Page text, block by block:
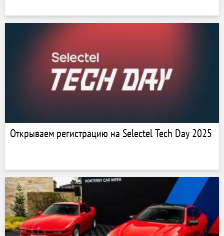
Открываем регистрацию на Selectel Tech Day 2025